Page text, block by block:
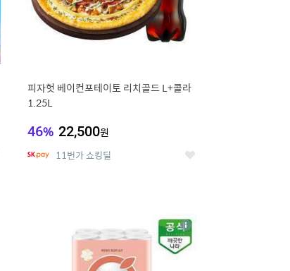
피자헛 베이컨포테이토 리치골드 L+콜라
1.25L
46% 22,500원
11번가 쇼킹딜 좋
상
세